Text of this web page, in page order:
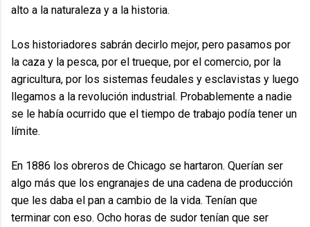
alto a la naturaleza y a la historia.
Los historiadores sabrán decirlo mejor, pero pasamos por
la caza y la pesca, por el trueque, por el comercio, por la
agricultura, por los sistemas feudales y esclavistas y luego
llegamos a la revolución industrial. Probablemente a nadie
se le había ocurrido que el tiempo de trabajo podía tener un
límite.
En 1886 los obreros de Chicago se hartaron. Querían ser
algo más que los engranajes de una cadena de producción
que les daba el pan a cambio de la vida. Tenían que
terminar con eso. Ocho horas de sudor tenían que ser